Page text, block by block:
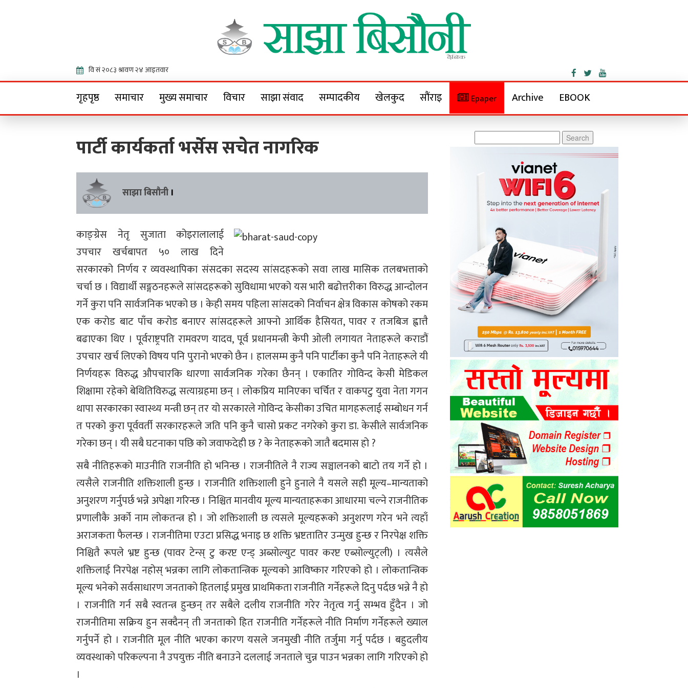
Sajha Bisaunee
गृहपृष्ठ समाचार मुख्य समाचार विचार साझा संवाद सम्पादकीय खेलकुद सौंराइ Epaper Archive EBOOK
पार्टी कार्यकर्ता भर्सेस सचेत नागरिक
साझा बिसौनी ।
काङ्ग्रेस नेतृ सुजाता कोइरालालाई
उपचार खर्चबापत ५० लाख दिने
सरकारको निर्णय र व्यवस्थापिका संसदका सदस्य सांसदहरूको सवा लाख मासिक तलबभत्ताको
चर्चा छ । विद्यार्थी सङ्गठनहरूले सांसदहरूको सुविधामा भएको यस भारी बढोत्तरीका विरुद्ध आन्दोलन
गर्ने कुरा पनि सार्वजनिक भएको छ । केही समय पहिला सांसदको निर्वाचन क्षेत्र विकास कोषको रकम
एक करोड बाट पाँच करोड बनाएर सांसदहरूले आफ्नो आर्थिक हैसियत, पावर र तजबिज ह्वात्तै
बढाएका थिए । पूर्वराष्ट्रपति रामवरण यादव, पूर्व प्रधानमन्त्री केपी ओली लगायत नेताहरूले कराडौं
उपचार खर्च लिएको विषय पनि पुरानो भएको छैन । हालसम्म कुनै पनि पार्टीका कुनै पनि नेताहरूले यी
निर्णयहरू विरुद्ध औपचारकि धारणा सार्वजनिक गरेका छैनन् । एकातिर गोविन्द केसी मेडिकल
शिक्षामा रहेको बेथितिविरुद्ध सत्याग्रहमा छन् । लोकप्रिय मानिएका चर्चित र वाकपटु युवा नेता गगन
थापा सरकारका स्वास्थ्य मन्त्री छन् तर यो सरकारले गोविन्द केसीका उचित मागहरूलाई सम्बोधन गर्न
त परको कुरा पूर्ववर्ती सरकारहरूले जति पनि कुनै चासो प्रकट नगरेको कुरा डा. केसीले सार्वजनिक
गरेका छन् । यी सबै घटनाका पछि को जवाफदेही छ ? के नेताहरूको जातै बदमास हो ?
सबै नीतिहरूको माउनीति राजनीति हो भनिन्छ । राजनीतिले नै राज्य सञ्चालनको बाटो तय गर्ने हो ।
त्यसैले राजनीति शक्तिशाली हुन्छ । राजनीति शक्तिशाली हुने हुनाले नै यसले सही मूल्य–मान्यताको
अनुशरण गर्नुपर्छ भन्ने अपेक्षा गरिन्छ । निश्चित मानवीय मूल्य मान्यताहरूका आधारमा चल्ने राजनीतिक
प्रणालीकै अर्को नाम लोकतन्त्र हो । जो शक्तिशाली छ त्यसले मूल्यहरूको अनुशरण गरेन भने त्यहाँ
अराजकता फैलन्छ । राजनीतिमा एउटा प्रसिद्ध भनाइ छ शक्ति भ्रष्टतातिर उन्मुख हुन्छ र निरपेक्ष शक्ति
निश्चितै रूपले भ्रष्ट हुन्छ (पावर टेन्स् टु करप्ट एन्ड् अब्सोल्युट पावर करप्ट एब्सोल्युट्ली) । त्यसैले
शक्तिलाई निरपेक्ष नहोस् भन्नका लागि लोकतान्त्रिक मूल्यको आविष्कार गरिएको हो । लोकतान्त्रिक
मूल्य भनेको सर्वसाधारण जनताको हितलाई प्रमुख प्राथमिकता राजनीति गर्नेहरूले दिनु पर्दछ भन्ने नै हो
। राजनीति गर्न सबै स्वतन्त्र हुन्छन् तर सबैले दलीय राजनीति गरेर नेतृत्व गर्नु सम्भव हुँदैन । जो
राजनीतिमा सक्रिय हुन सक्दैनन् ती जनताको हित राजनीति गर्नेहरूले नीति निर्माण गर्नेहरूले ख्याल
गर्नुपर्ने हो । राजनीति मूल नीति भएका कारण यसले जनमुखी नीति तर्जुमा गर्नु पर्दछ । बहुदलीय
व्यवस्थाको परिकल्पना नै उपयुक्त नीति बनाउने दललाई जनताले चुन्न पाउन भन्नका लागि गरिएको हो
।
for: